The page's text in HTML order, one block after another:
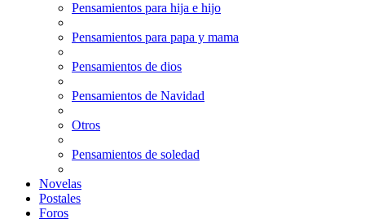
Pensamientos para hija e hijo
Pensamientos para papa y mama
Pensamientos de dios
Pensamientos de Navidad
Otros
Pensamientos de soledad
Novelas
Postales
Foros